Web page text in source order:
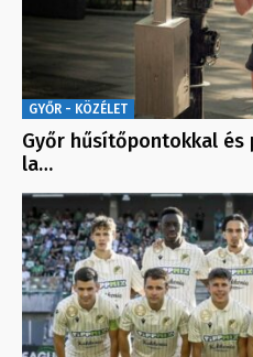
GYŐR - KÖZÉLET
Győr hűsítőpontokkal és
la…